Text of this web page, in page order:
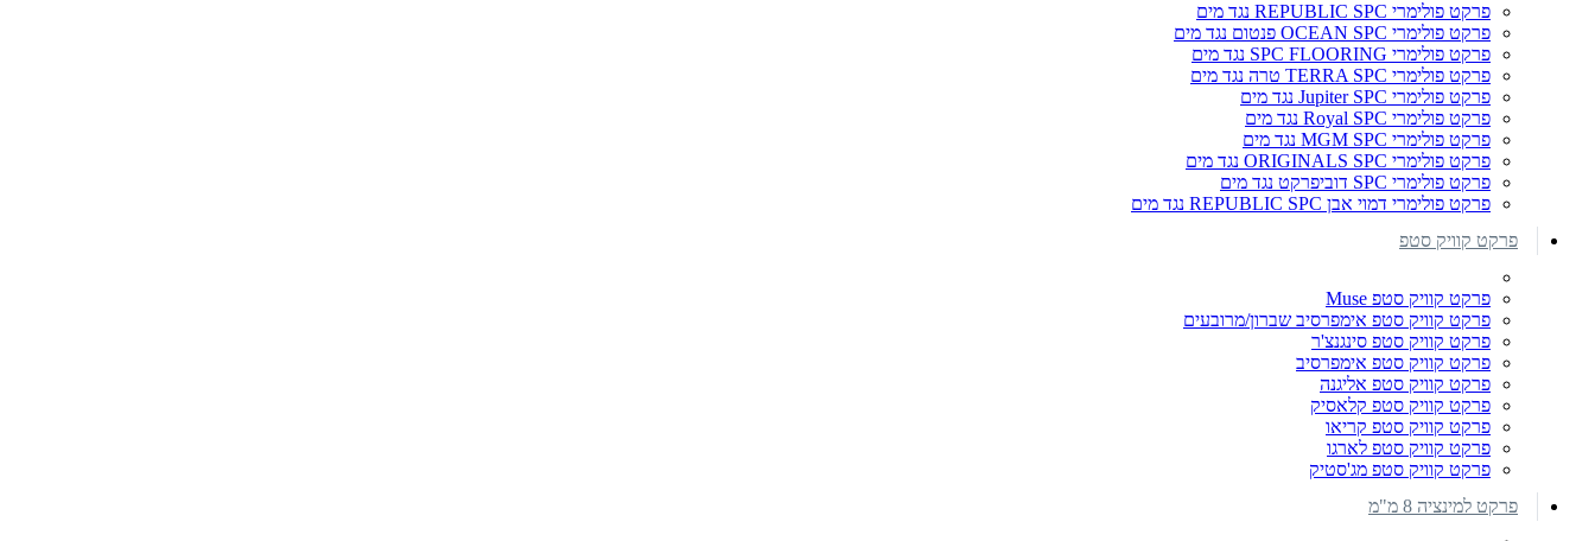
פרקט פולימרי REPUBLIC SPC נגד מים
פרקט פולימרי OCEAN SPC פנטום נגד מים
פרקט פולימרי SPC FLOORING נגד מים
פרקט פולימרי TERRA SPC טרה נגד מים
פרקט פולימרי Jupiter SPC נגד מים
פרקט פולימרי Royal SPC נגד מים
פרקט פולימרי MGM SPC נגד מים
פרקט פולימרי ORIGINALS SPC נגד מים
פרקט פולימרי SPC דוביפרקט נגד מים
פרקט פולימרי דמוי אבן REPUBLIC SPC נגד מים
פרקט קוויק סטפ
פרקט קוויק סטפ Muse
פרקט קוויק סטפ אימפרסיב שברון/מרובעים
פרקט קוויק סטפ סינגנצ'ר
פרקט קוויק סטפ אימפרסיב
פרקט קוויק סטפ אליגנה
פרקט קוויק סטפ קלאסיק
פרקט קוויק סטפ קריאו
פרקט קוויק סטפ לארגו
פרקט קוויק סטפ מג'סטיק
פרקט למינציה 8 מ"מ